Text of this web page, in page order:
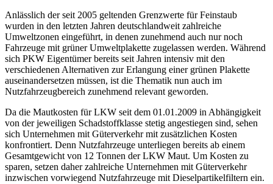
Anlässlich der seit 2005 geltenden Grenzwerte für Feinstaub
wurden in den letzten Jahren deutschlandweit zahlreiche
Umweltzonen eingeführt, in denen zunehmend auch nur noch
Fahrzeuge mit grüner Umweltplakette zugelassen werden. Während
sich PKW Eigentümer bereits seit Jahren intensiv mit den
verschiedenen Alternativen zur Erlangung einer grünen Plakette
auseinandersetzen müssen, ist die Thematik nun auch im
Nutzfahrzeugbereich zunehmend relevant geworden.
Da die Mautkosten für LKW seit dem 01.01.2009 in Abhängigkeit
von der jeweiligen Schadstoffklasse stetig angestiegen sind, sehen
sich Unternehmen mit Güterverkehr mit zusätzlichen Kosten
konfrontiert. Denn Nutzfahrzeuge unterliegen bereits ab einem
Gesamtgewicht von 12 Tonnen der LKW Maut. Um Kosten zu
sparen, setzen daher zahlreiche Unternehmen mit Güterverkehr
inzwischen vorwiegend Nutzfahrzeuge mit Dieselpartikelfiltern ein.